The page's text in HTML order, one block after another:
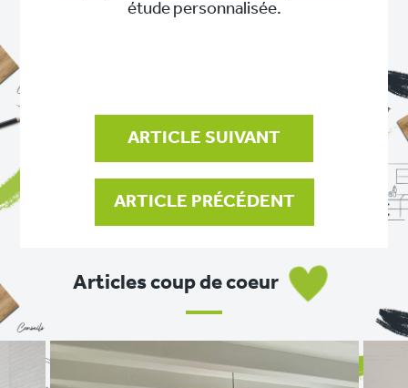
étude personnalisée.
L’ARTICLE
ARTICLE PRÉCÉDENT
ARTICLE SUIVANT
Articles coup de coeur